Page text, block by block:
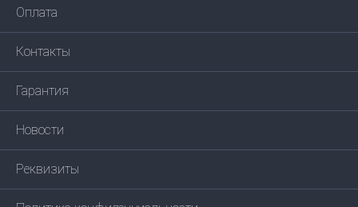
Оплата
Контакты
Гарантия
Новости
Реквизиты